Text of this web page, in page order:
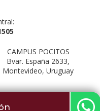
CAMPUS POCITOS
Bvar. España 2633,
Montevideo, Uruguay